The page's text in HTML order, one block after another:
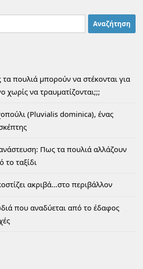
τα πουλιά μπορούν να στέκονται για
να τραυματίζονται;;;
(Pluvialis dominica), ένας
Πως τα πουλιά αλλάζουν
το ταξίδι
ακριβά…στο περιβάλλον
που αναδύεται από το έδαφος